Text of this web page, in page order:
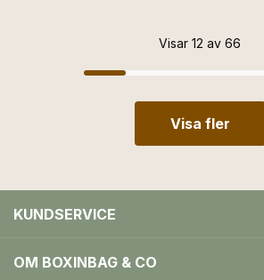
Visar 12 av 66
Visa fler
KUNDSERVICE
OM BOXINBAG & CO